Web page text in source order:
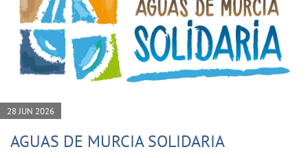
28 JUN 2026
AGUAS DE MURCIA SOLIDARIA